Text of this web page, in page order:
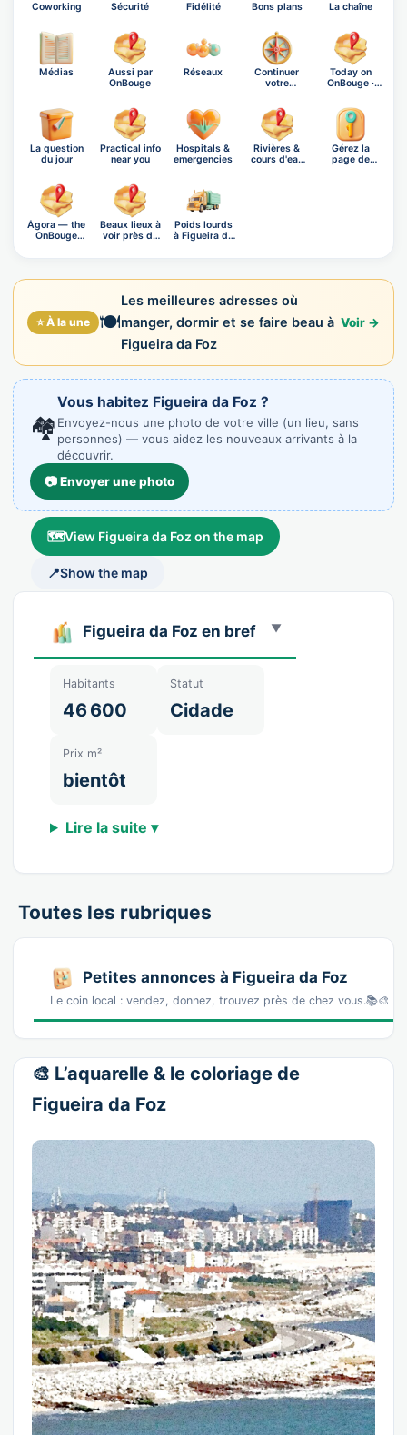
Coworking Sécurité Fidélité Bons plans La chaîne
Médias
Aussi par
OnBouge
Réseaux
Continuer
votre
Today on
OnBouge ·
La question
du jour
Practical info
near you
Hospitals &
emergencies
Rivières &
cours d'eau
Gérez la
page de
Ágora — the
OnBouge
Beaux lieux à
voir près de
Poids lourds
à Figueira da
⭐ À la une 🍽️
Les meilleures adresses où
manger, dormir et se faire beau à
Figueira da Foz
Voir →
🏘️
Vous habitez Figueira da Foz ?
Envoyez-nous une photo de votre ville (un lieu, sans
personnes) — vous aidez les nouveaux arrivants à la
découvrir.
📷 Envoyer une photo
🗺️View Figueira da Foz on the map
📍Show the map
Figueira da Foz en bref
Habitants
46 600
Statut
Cidade
Prix m²
bientôt
Lire la suite ▾
Toutes les rubriques
Petites annonces à Figueira da Foz
Le coin local : vendez, donnez, trouvez près de chez vous.📚🎨
🎨 L’aquarelle & le coloriage de
Figueira da Foz